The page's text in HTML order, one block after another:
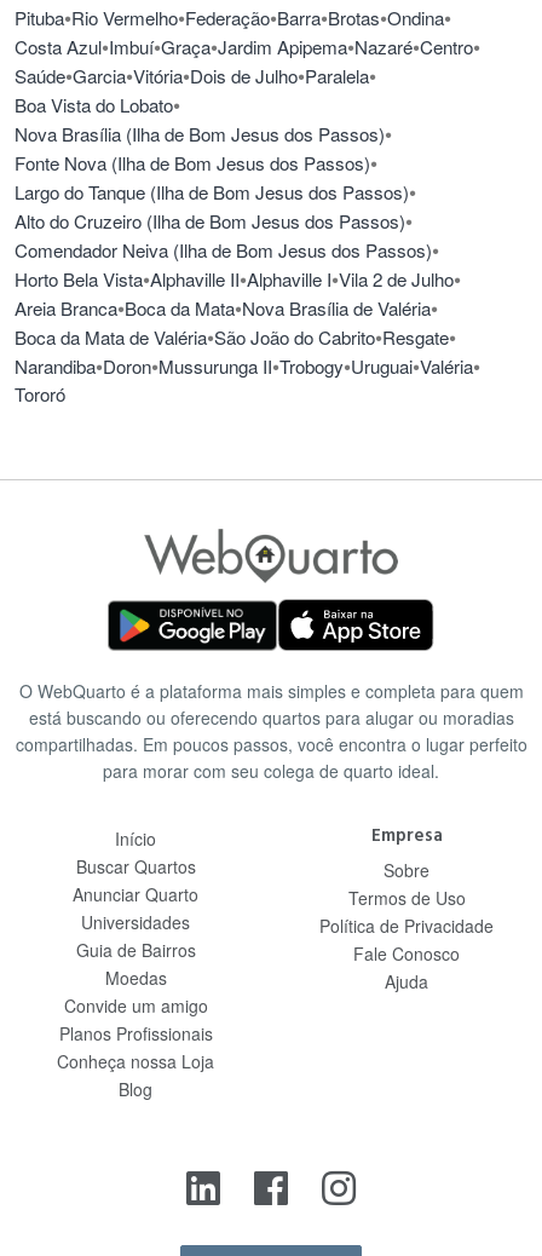
Pituba•Rio Vermelho•Federação•Barra•Brotas•Ondina•
Costa Azul•Imbuí•Graça•Jardim Apipema•Nazaré•Centro•
Saúde•Garcia•Vitória•Dois de Julho•Paralela•
Boa Vista do Lobato•
Nova Brasília (Ilha de Bom Jesus dos Passos)•
Fonte Nova (Ilha de Bom Jesus dos Passos)•
Largo do Tanque (Ilha de Bom Jesus dos Passos)•
Alto do Cruzeiro (Ilha de Bom Jesus dos Passos)•
Comendador Neiva (Ilha de Bom Jesus dos Passos)•
Horto Bela Vista•Alphaville II•Alphaville I•Vila 2 de Julho•
Areia Branca•Boca da Mata•Nova Brasília de Valéria•
Boca da Mata de Valéria•São João do Cabrito•Resgate•
Narandiba•Doron•Mussurunga II•Trobogy•Uruguai•Valéria•
Tororó
O WebQuarto é a plataforma mais simples e completa para quem
está buscando ou oferecendo quartos para alugar ou moradias
compartilhadas. Em poucos passos, você encontra o lugar perfeito
para morar com seu colega de quarto ideal.
Início
Buscar Quartos
Anunciar Quarto
Universidades
Guia de Bairros
Moedas
Convide um amigo
Planos Profissionais
Conheça nossa Loja
Blog
Empresa
Sobre
Termos de Uso
Política de Privacidade
Fale Conosco
Ajuda